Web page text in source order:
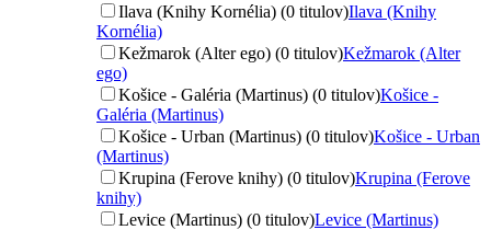
Ilava (Knihy Kornélia) (0 titulov)Ilava (Knihy
Kornélia)
Kežmarok (Alter ego) (0 titulov)Kežmarok (Alter
ego)
Košice - Galéria (Martinus) (0 titulov)Košice -
Galéria (Martinus)
Košice - Urban (Martinus) (0 titulov)Košice - Urban
(Martinus)
Krupina (Ferove knihy) (0 titulov)Krupina (Ferove
knihy)
Levice (Martinus) (0 titulov)Levice (Martinus)